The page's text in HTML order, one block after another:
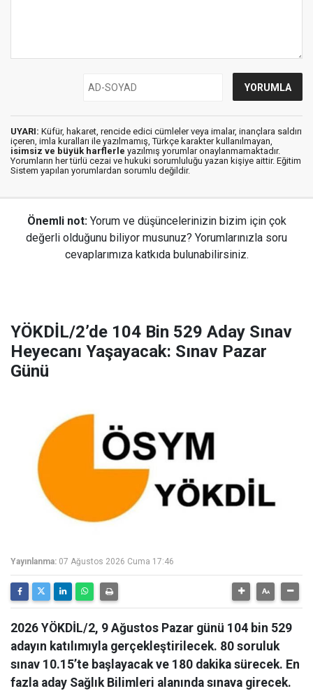
UYARI: Küfür, hakaret, rencide edici cümleler veya imalar, inançlara saldırı
içeren, imla kuralları ile yazılmamış, Türkçe karakter kullanılmayan,
isimsiz ve büyük harflerle yazılmış yorumlar onaylanmamaktadır.
Yorumların her türlü cezai ve hukuki sorumluluğu yazan kişiye aittir. Eğitim
Sistem yapılan yorumlardan sorumlu değildir.
Önemli not: Yorum ve düşüncelerinizin bizim için çok
değerli olduğunu biliyor musunuz? Yorumlarınızla soru
cevaplarımıza katkıda bulunabilirsiniz.
YÖKDİL/2’de 104 Bin 529 Aday Sınav
Heyecanı Yaşayacak: Sınav Pazar
Günü
Yayınlanma: 07 Ağustos 2026 Cuma 17:46
2026 YÖKDİL/2, 9 Ağustos Pazar günü 104 bin 529
adayın katılımıyla gerçekleştirilecek. 80 soruluk
sınav 10.15’te başlayacak ve 180 dakika sürecek. En
fazla aday Sağlık Bilimleri alanında sınava girecek.